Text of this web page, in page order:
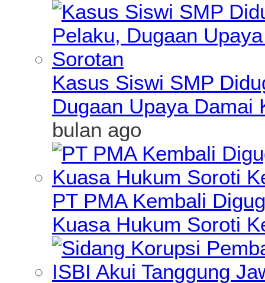
Kasus Siswi SMP
Dugaan Upaya Damai
bulan ago
PT PMA Kembali
Kuasa Hukum Soroti